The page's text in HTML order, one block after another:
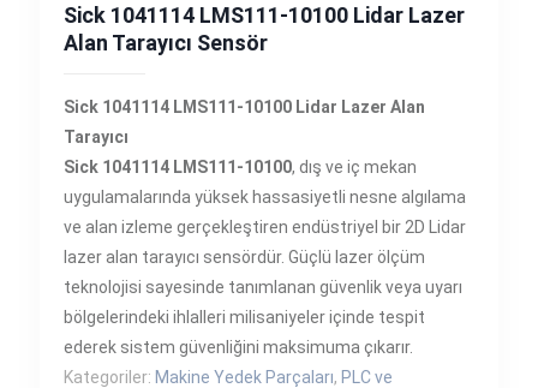
Sick 1041114 LMS111-10100 Lidar Lazer
Alan Tarayıcı Sensör
Sick 1041114 LMS111-10100 Lidar Lazer Alan
Tarayıcı
Sick 1041114 LMS111-10100, dış ve iç mekan
uygulamalarında yüksek hassasiyetli nesne algılama
ve alan izleme gerçekleştiren endüstriyel bir 2D Lidar
lazer alan tarayıcı sensördür. Güçlü lazer ölçüm
teknolojisi sayesinde tanımlanan güvenlik veya uyarı
bölgelerindeki ihlalleri milisaniyeler içinde tespit
ederek sistem güvenliğini maksimuma çıkarır.
Kategoriler: Makine Yedek Parçaları, PLC ve